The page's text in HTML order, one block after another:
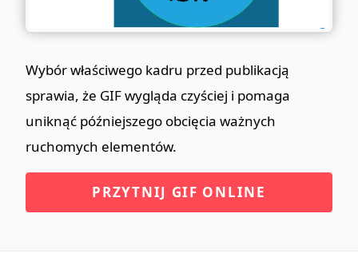
Wybór właściwego kadru przed publikacją
sprawia, że GIF wygląda czyściej i pomaga
uniknąć późniejszego obcięcia ważnych
ruchomych elementów.
PRZYTNIJ GIF ONLINE